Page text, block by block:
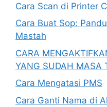
Cara Scan di Printer
Cara Buat Sop:
Mastah
CARA
YANG SUDAH MASA
Cara Mengatasi PMS
Cara Ganti Nama di